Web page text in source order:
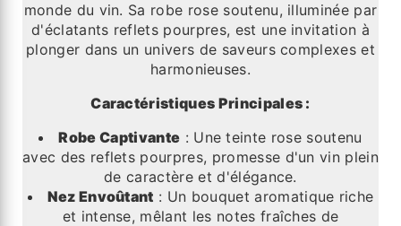
monde du vin. Sa robe rose soutenu, illuminée par
d'éclatants reflets pourpres, est une invitation à
plonger dans un univers de saveurs complexes et
harmonieuses.
Caractéristiques Principales :
Robe Captivante : Une teinte rose soutenu
avec des reflets pourpres, promesse d'un vin plein
de caractère et d'élégance.
Nez Envoûtant : Un bouquet aromatique riche
et intense, mêlant les notes fraîches de